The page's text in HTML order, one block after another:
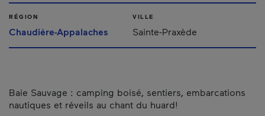
RÉGION
Chaudière-Appalaches
VILLE
Sainte-Praxède
Baie Sauvage : camping boisé, sentiers, embarcations
nautiques et réveils au chant du huard!